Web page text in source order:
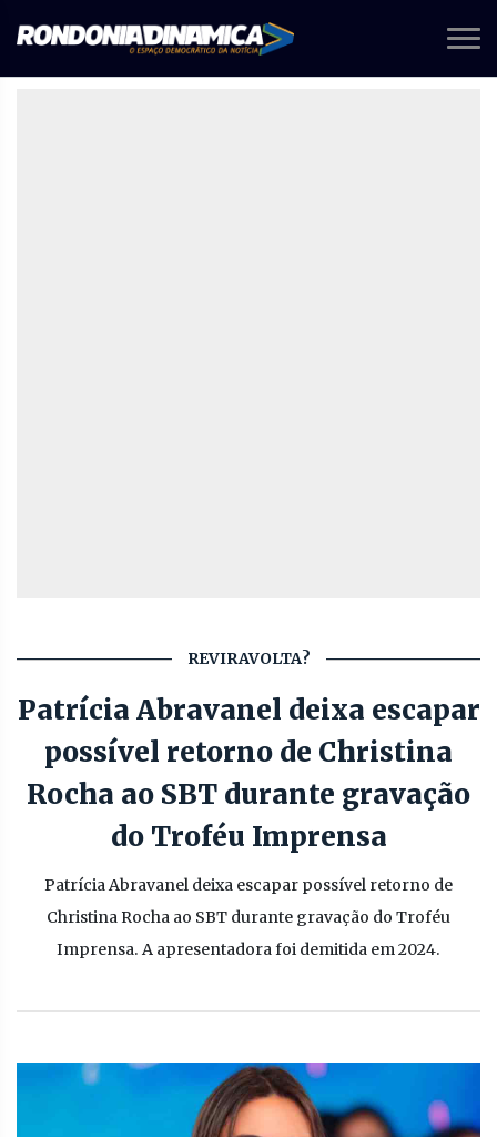
REVIRAVOLTA?
Patrícia Abravanel deixa escapar
possível retorno de Christina
Rocha ao SBT durante gravação
do Troféu Imprensa
Patrícia Abravanel deixa escapar possível retorno de
Christina Rocha ao SBT durante gravação do Troféu
Imprensa. A apresentadora foi demitida em 2024.